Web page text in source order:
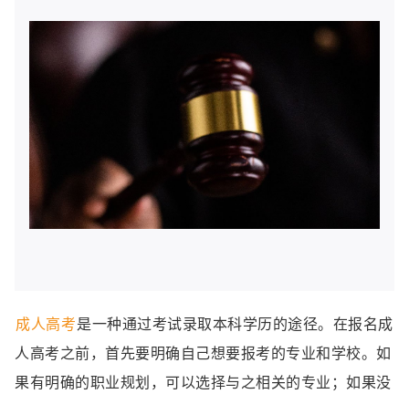
成人高考是一种通过考试录取本科学历的途径。在报名成
人高考之前，首先要明确自己想要报考的专业和学校。如
果有明确的职业规划，可以选择与之相关的专业；如果没